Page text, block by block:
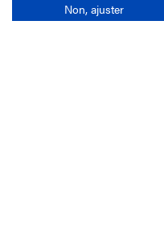
Non, ajuster